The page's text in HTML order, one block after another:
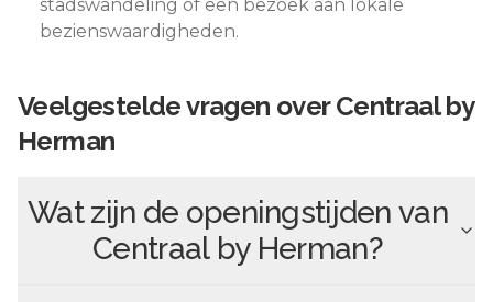
stadswandeling of een bezoek aan lokale
bezienswaardigheden.
Veelgestelde vragen overCentraal by
Herman
Wat zijn de openingstijden van
Centraal by Herman?